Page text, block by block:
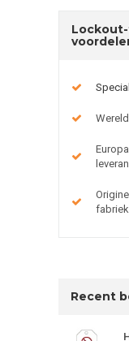
Recent